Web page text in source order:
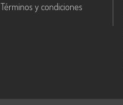
Términos y condiciones